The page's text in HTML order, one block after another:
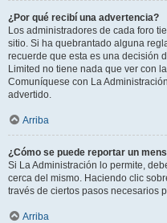
¿Por qué recibí una advertencia?
Los administradores de cada foro
sitio. Si ha quebrantado alguna
recuerde que esta es una decisión
Limited no tiene nada que ver con
Comuníquese con La
advertido.
Arriba
¿Cómo se puede reportar un
Si La Administración lo permite,
cerca del mismo. Haciendo clic
través de ciertos pasos necesarios
Arriba